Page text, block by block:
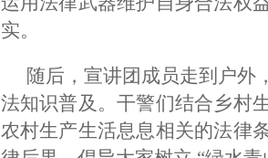
实。
随后，宣讲团成员走到户外
法知识普及。干警们结合乡村
农村生产生活息息相关的法律